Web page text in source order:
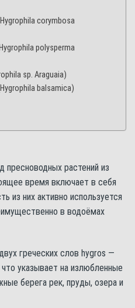
corymbosa
polysperma
sp. Araguaia)
balsamica)
пресноводных растений из
время включает в себя
из них активно используется
в водоёмах
греческих слов hygros —
указывает на излюбленные
берега рек, пруды, озера и